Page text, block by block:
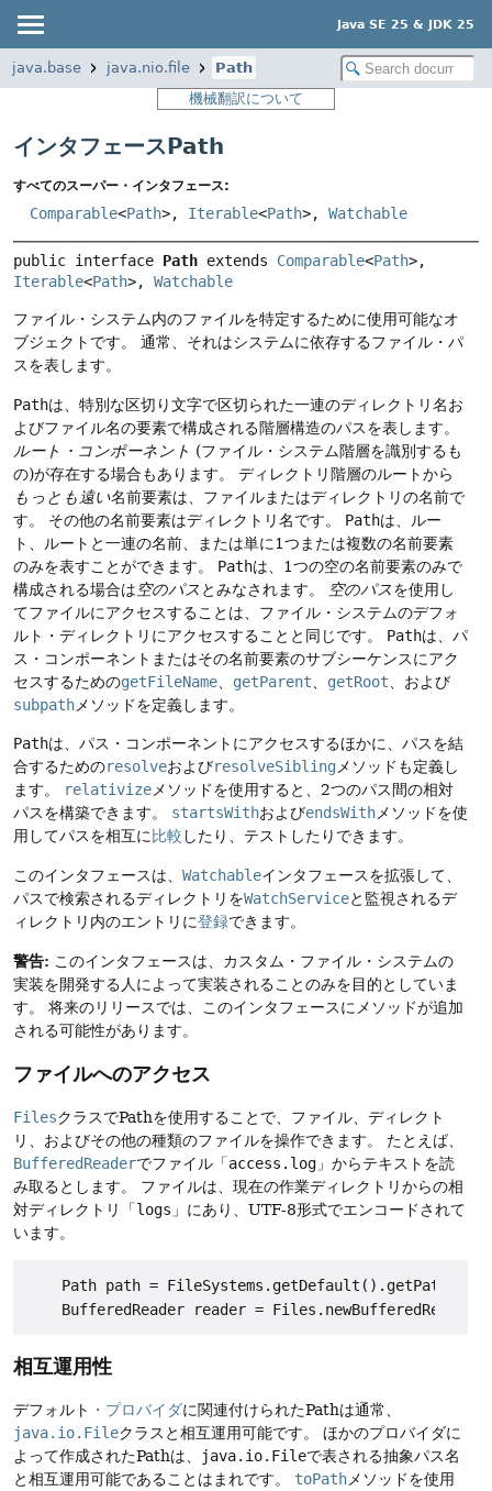
Java SE 25 & JDK 25
java.base java.nio.file
Path
機械翻訳について
インタフェースPath
すべてのスーパー・インタフェース:
Comparable<Path>, Iterable<Path>, Watchable
public interface Path extends Comparable<Path
Iterable<Path>, Watchable
ファイル・システム内のファイルを特定するために使用可能なオ
ブジェクトです。
通常、それはシステムに依存するファイル・パ
スを表します。
Pathは、特別な区切り文字で区切られた一連のディレクトリ名お
よびファイル名の要素で構成される階層構造のパスを表します。
ルート・コンポーネント (ファイル・システム階層を識別するも
の)が存在する場合もあります。
ディレクトリ階層のルートから
もっとも遠い名前要素は、ファイルまたはディレクトリの名前で
す。
その他の名前要素はディレクトリ名です。 Pathは、ルー
ト、ルートと一連の名前、または単に1つまたは複数の名前要素
のみを表すことができます。
Pathは、1つの空の名前要素のみで
構成される場合は空のパス とみなされます。 空のパスを使用し
てファイルにアクセスすることは、ファイル・システムのデフォ
ルト・ディレクトリにアクセスすることと同じです。
Pathは、パ
ス・コンポーネントまたはその名前要素のサブシーケンスにアク
セスするためのgetFileName getParent getRoot 、および
subpath メソッドを定義します。
Pathは、パス・コンポーネントにアクセスするほかに、パスを結
合するためのresolveおよびresolveSiblingメソッドも定義し
ます。
relativizeメソッドを使用すると、2つのパス間の相対
パスを構築できます。
startsWithおよびendsWithメソッドを使
用してパスを相互に比較 したり、テストしたりできます。
このインタフェースは、 Watchableインタフェースを拡張して、
パスで検索されるディレクトリをWatchServiceと監視されるデ
ィレクトリ内のエントリに登録できます。
警告: このインタフェースは、カスタム・ファイル・システムの
実装を開発する人によって実装されることのみを目的としていま
す。
将来のリリースでは、このインタフェースにメソッドが追加
される可能性があります。
ファイルへのアクセス
FilesクラスでPathを使用することで、ファイル、ディレクト
リ、およびその他の種類のファイルを操作できます。
たとえば、
BufferedReaderでファイル「access.log 」からテキストを読
み取るとします。
ファイルは、現在の作業ディレクトリからの相
対ディレクトリ「logs 」にあり、UTF-8形式でエンコードされて
います。
Path path =
相互運用性
デフォルト ・プロバイダに関連付けられたPathは通常、
java.io.Fileクラスと相互運用可能です。
ほかのプロバイダに
よって作成されたPathは、
java.io.Fileで表される抽象パス名
と相互運用可能であることはまれです。
toPath メソッドを使用